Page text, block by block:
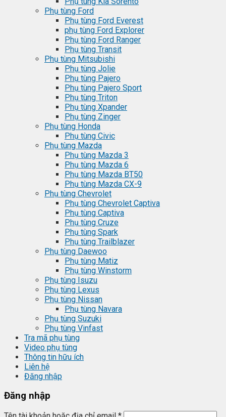
Phụ tùng Ford
Phụ tùng Ford Everest
phụ tùng Ford Explorer
Phụ tùng Ford Ranger
Phụ tùng Transit
Phụ tùng Mitsubishi
Phụ tùng Jolie
Phụ tùng Pajero
Phụ tùng Pajero Sport
Phụ tùng Triton
Phụ tùng Xpander
Phụ tùng Zinger
Phụ tùng Honda
Phụ tùng Civic
Phụ tùng Mazda
Phụ tùng Mazda 3
Phụ tùng Mazda 6
Phụ tùng Mazda BT50
Phụ tùng Mazda CX-9
Phụ tùng Chevrolet
Phụ tùng Chevrolet Captiva
Phụ tùng Captiva
Phụ tùng Cruze
Phụ tùng Spark
Phụ tùng Trailblazer
Phụ tùng Daewoo
Phụ tùng Matiz
Phụ tùng Winstorm
Phụ tùng Isuzu
Phụ tùng Lexus
Phụ tùng Nissan
Phụ tùng Navara
Phụ tùng Suzuki
Phụ tùng Vinfast
Tra mã phụ tùng
Video phụ tùng
Thông tin hữu ích
Liên hệ
Đăng nhập
Đăng nhập